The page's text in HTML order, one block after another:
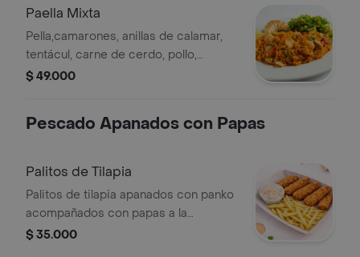
Paella Mixta
Pella,camarones, anillas de calamar,
tentácul, carne de cerdo, pollo,
chorizo acompañado de croissant y
$ 49.000
Pescado Apanados con Papas
Palitos de Tilapia
Palitos de tilapia apanados con panko
acompañados con papas a la
francesa.
$ 35.000